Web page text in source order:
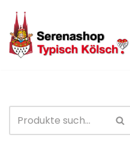
Zum
Inhalt